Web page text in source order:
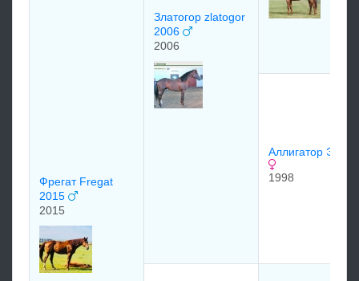
Фрегат Fregat
2015
2015
Златогор zlatogor
2006
2006
Аллигатор Эллай
1998